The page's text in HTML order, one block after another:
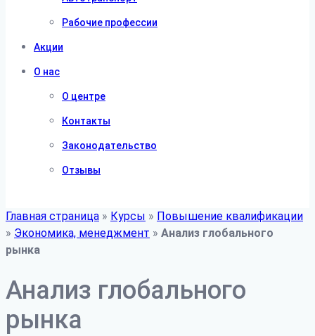
Рабочие профессии
Акции
О нас
О центре
Контакты
Законодательство
Отзывы
Главная страница » Курсы » Повышение квалификации
» Экономика, менеджмент » Анализ глобального
рынка
Анализ глобального
рынка